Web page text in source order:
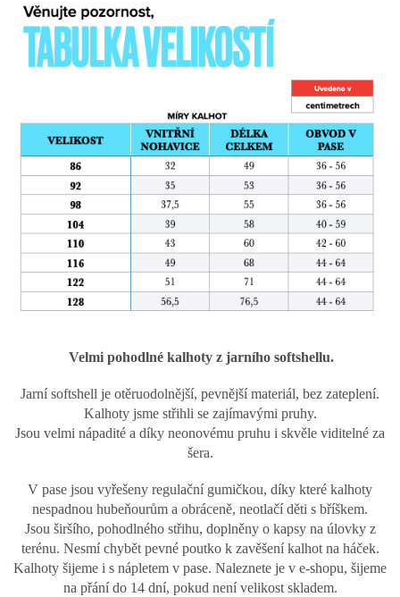
Velmi pohodlné kalhoty z jarního softshellu.
Jarní softshell je otěruodolnější, pevnější materiál, bez zateplení.
Kalhoty jsme střihli se zajímavými pruhy.
Jsou velmi nápadité a díky neonovému pruhu i skvěle viditelné za
šera.
V pase jsou vyřešeny regulační gumičkou, díky které kalhoty
nespadnou hubeňourům a obráceně, neotlačí děti s bříškem.
Jsou širšího, pohodlného střihu, doplněny o kapsy na úlovky z
terénu. Nesmí chybět pevné poutko k zavěšení kalhot na háček.
Kalhoty šijeme i s nápletem v pase. Naleznete je v e-shopu, šijeme
na přání do 14 dní, pokud není velikost skladem.